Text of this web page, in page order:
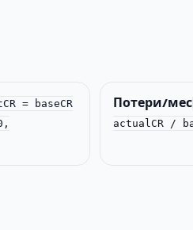
= baseCR
Потери/мес
actualCR /